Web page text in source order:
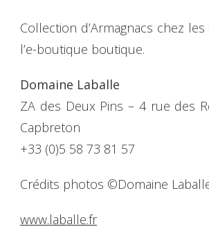
Collection d’Armagnacs chez
l’e-boutique boutique.
Domaine Laballe
ZA des Deux Pins – 4 rue des
Capbreton
+33 (0)5 58 73 81 57
Crédits photos ©Domaine
www.laballe.fr